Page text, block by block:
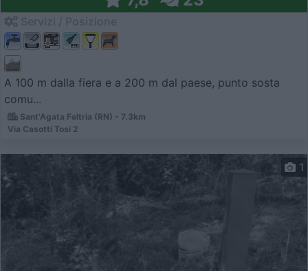
A 100 m dalla fiera e a 200 m dal paese, punto sosta
comu...
Sant'Agata Feltria (RN) - 7.3km
Via Casotti Tosi 2
1